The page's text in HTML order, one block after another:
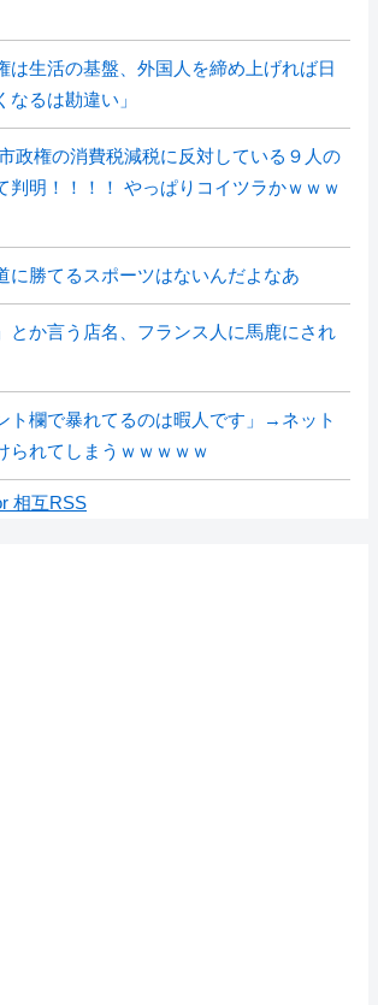
は生活の基盤、外国人を締め上げれば日
るは勘違い」
政権の消費税減税に反対している９人の
判明！！！！ やっぱりコイツラかｗｗｗ
に勝てるスポーツはないんだよなあ
とか言う店名、フランス人に馬鹿にされ
ト欄で暴れてるのは暇人です」→ネット
られてしまうｗｗｗｗｗ
相互RSS